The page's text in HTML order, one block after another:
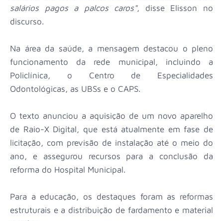
salários pagos a palcos caros", disse Elisson no
discurso.
Na área da saúde, a mensagem destacou o pleno
funcionamento da rede municipal, incluindo a
Policlínica, o Centro de Especialidades
Odontológicas, as UBSs e o CAPS.
O texto anunciou a aquisição de um novo aparelho
de Raio-X Digital, que está atualmente em fase de
licitação, com previsão de instalação até o meio do
ano, e assegurou recursos para a conclusão da
reforma do Hospital Municipal.
Para a educação, os destaques foram as reformas
estruturais e a distribuição de fardamento e material